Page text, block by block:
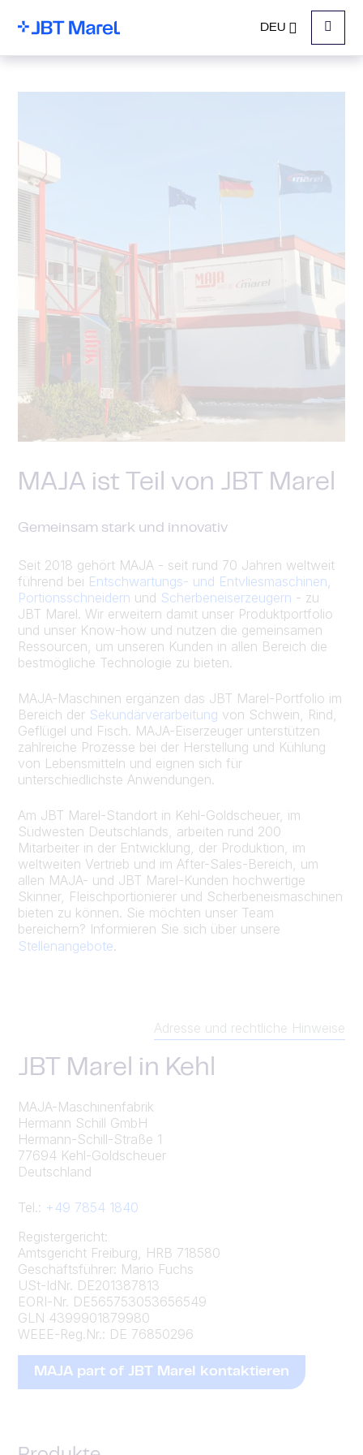
DEU
Menu
MAJA ist Teil von JBT Marel
Gemeinsam stark und innovativ
Seit 2018 gehört MAJA - seit rund 70 Jahren weltweit
führend bei Entschwartungs- und Entvliesmaschinen
Portionsschneidern und Scherbeneiserzeugern - zu
JBT Marel. Wir erweitern damit unser Produktportfolio
und unser Know-how und nutzen die gemeinsamen
Ressourcen, um unseren Kunden in allen Bereich die
bestmögliche Technologie zu bieten.
MAJA-Maschinen ergänzen das JBT Marel-Portfolio im
Bereich der Sekundärverarbeitung von Schwein, Rind,
Geflügel und Fisch. MAJA-Eiserzeuger unterstützen
zahlreiche Prozesse bei der Herstellung und Kühlung
von Lebensmitteln und eignen sich für
unterschiedlichste Anwendungen.
Am JBT Marel-Standort in Kehl-Goldscheuer, im
Südwesten Deutschlands, arbeiten rund 200
Mitarbeiter in der Entwicklung, der Produktion, im
weltweiten Vertrieb und im After-Sales-Bereich, um
allen MAJA- und JBT Marel-Kunden hochwertige
Skinner, Fleischportionierer und Scherbeneismaschinen
bieten zu können. Sie möchten unser Team
bereichern? Informieren Sie sich über unsere
Stellenangebote.
Adresse und rechtliche Hinweise
JBT Marel in Kehl
MAJA-Maschinenfabrik
Hermann Schill GmbH
Hermann-Schill-Straße 1
77694 Kehl-Goldscheuer
Deutschland
Tel.: +49 7854 1840
Registergericht:
Amtsgericht Freiburg, HRB 718580
Geschäftsführer: Mario Fuchs
USt-IdNr. DE201387813
EORI-Nr. DE565753053656549
GLN 4399901879980
WEEE-Reg.Nr.: DE 76850296
MAJA part of JBT Marel kontaktieren